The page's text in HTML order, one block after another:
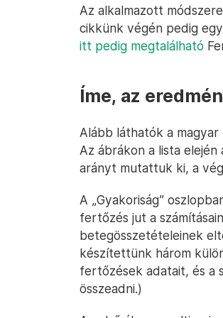
Az alkalmazott
cikkünk végén pedig
itt pedig megtalálható
Íme, az
Alább láthatók a
Az ábrákon a lista
arányt mutattuk ki, a
A „Gyakoriság”
fertőzés jut a
betegösszetételeinek
készítettünk három
fertőzések adatait, és a
összeadni.)